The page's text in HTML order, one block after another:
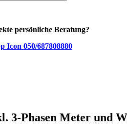
persönliche Beratung?
050/687808880
3-Phasen Meter und